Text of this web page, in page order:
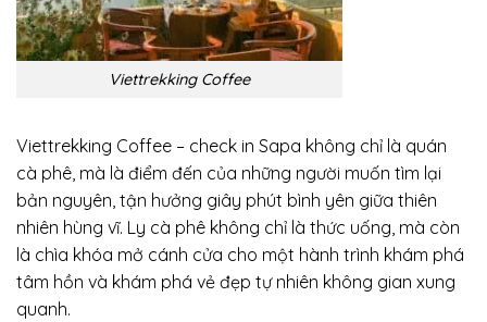
Viettrekking Coffee
Viettrekking Coffee – check in Sapa không chỉ là quán
cà phê, mà là điểm đến của những người muốn tìm lại
bản nguyên, tận hưởng giây phút bình yên giữa thiên
nhiên hùng vĩ. Ly cà phê không chỉ là thức uống, mà còn
là chìa khóa mở cánh cửa cho một hành trình khám phá
tâm hồn và khám phá vẻ đẹp tự nhiên không gian xung
quanh.